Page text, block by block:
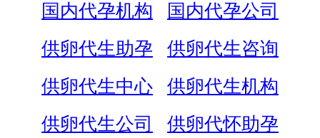
国内代孕机构
国内代孕公司
供卵代生助孕
供卵代生咨询
供卵代生中心
供卵代生机构
供卵代生公司
供卵代怀助孕